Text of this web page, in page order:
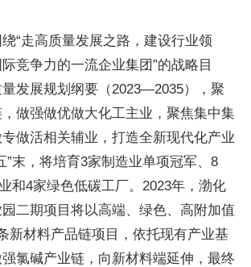
“走高质量发展之路，建设行业领
竞争力的一流企业集团”的战略目
发展规划纲要（2023—2035），聚
做强做优做大化工主业，聚焦集中集
做活相关辅业，打造全新现代化产业
”末，将培育3家制造业单项冠军、8
和4家绿色低碳工厂。2023年，渤化
二期项目将以高端、绿色、高附加值
新材料产品链项目，依托现有产业基
氯碱产业链，向新材料端延伸，最终